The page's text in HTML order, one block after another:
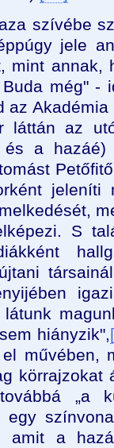
szívébe
jele
mint annak,
még" -
az
láttán az
és a
jeleníti
S
hiányzik",
művében,
körrajzokat
„a
egy
amit a